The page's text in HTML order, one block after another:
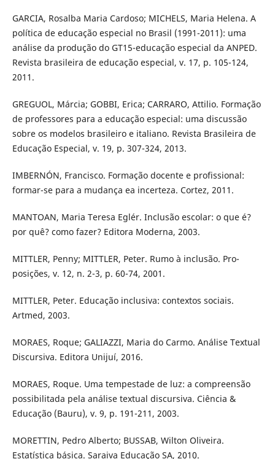
GARCIA, Rosalba Maria Cardoso; MICHELS, Maria Helena. A
política de educação especial no Brasil (1991-2011): uma
análise da produção do GT15-educação especial da ANPED.
Revista brasileira de educação especial, v. 17, p. 105-124,
2011.
GREGUOL, Márcia; GOBBI, Erica; CARRARO, Attilio. Formação
de professores para a educação especial: uma discussão
sobre os modelos brasileiro e italiano. Revista Brasileira de
Educação Especial, v. 19, p. 307-324, 2013.
IMBERNÓN, Francisco. Formação docente e profissional:
formar-se para a mudança ea incerteza. Cortez, 2011.
MANTOAN, Maria Teresa Eglér. Inclusão escolar: o que é?
por quê? como fazer? Editora Moderna, 2003.
MITTLER, Penny; MITTLER, Peter. Rumo à inclusão. Pro-
posições, v. 12, n. 2-3, p. 60-74, 2001.
MITTLER, Peter. Educação inclusiva: contextos sociais.
Artmed, 2003.
MORAES, Roque; GALIAZZI, Maria do Carmo. Análise Textual
Discursiva. Editora Unijuí, 2016.
MORAES, Roque. Uma tempestade de luz: a compreensão
possibilitada pela análise textual discursiva. Ciência &
Educação (Bauru), v. 9, p. 191-211, 2003.
MORETTIN, Pedro Alberto; BUSSAB, Wilton Oliveira.
Estatística básica. Saraiva Educação SA, 2010.